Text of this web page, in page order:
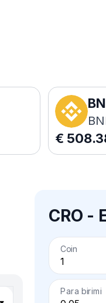
€
CRO -
Coin
Para birimi